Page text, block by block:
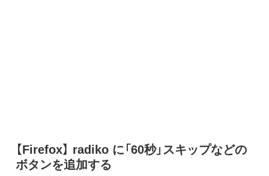
【Firefox】 radiko に「60秒」スキップなどの
ボタンを追加する